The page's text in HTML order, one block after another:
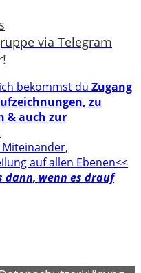
via Telegram
bekommst du Zugang
zu
& auch zur
auf allen Ebenen<<
dann, wenn es drauf